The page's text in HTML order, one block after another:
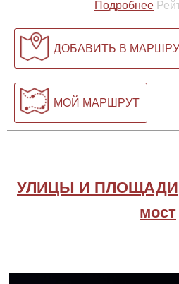
Подробнее
ДОБАВИТЬ В
МОЙ МАРШРУТ
УЛИЦЫ И ПЛОЩАДИ
мост